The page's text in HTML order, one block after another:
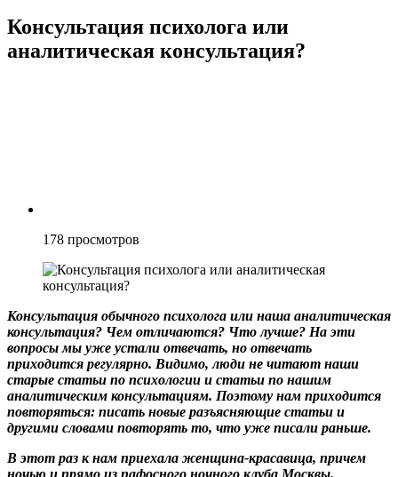
Консультация психолога или
аналитическая консультация?
178 просмотров
Консультация обычного психолога или наша аналитическая
консультация? Чем отличаются? Что лучше? На эти
вопросы мы уже устали отвечать, но отвечать
приходится регулярно. Видимо, люди не читают наши
старые статьи по психологии и статьи по нашим
аналитическим консультациям. Поэтому нам приходится
повторяться: писать новые разъясняющие статьи и
другими словами повторять то, что уже писали раньше.
В этот раз к нам приехала женщина-красавица, причем
ночью и прямо из пафосного ночного клуба Москвы.